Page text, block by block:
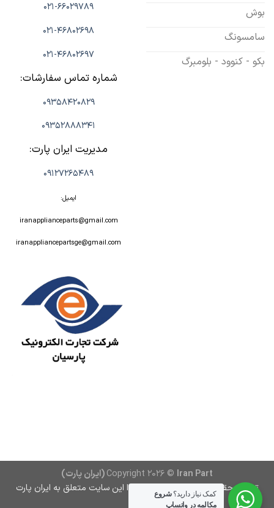
بوش
سامسونگ
بکو - کنوود - بلومبرگ
021-66029789
021-46802698
021-46802697
شماره تماس سفارشات:
09358420829
09352888341
مدیریت ایران پارت:
09127265489
ایمیل:
iranapplianceparts@gmail.com
iranappliancepartsge@gmail.com
Copyright 2026 © Iran Part (ایران پارت)
تمامی حقوق مادی و معنوی و محتوا این سایت متعلق به ایران پارت
کمک نیاز دارید؟شروع
مکالمه در واتساپ